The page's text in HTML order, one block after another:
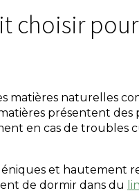
choisir
matières naturelles
présentent des
en cas de troubles
et hautement
de dormir dans du